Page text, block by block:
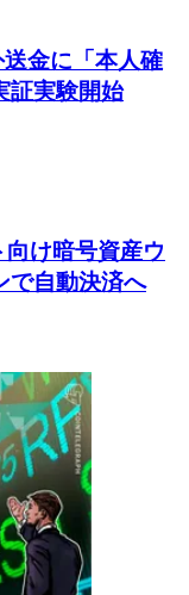
金に「本人確
証実験開始
け暗号資産ウ
で自動決済へ